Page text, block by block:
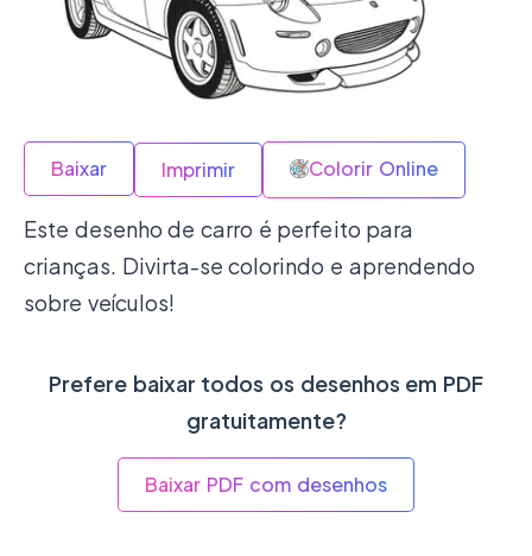
Baixar Imprimir Colorir Online
Este desenho de carro é perfeito para
crianças. Divirta-se colorindo e aprendendo
sobre veículos!
Prefere baixar todos os desenhos em PDF
gratuitamente?
Baixar PDF com desenhos